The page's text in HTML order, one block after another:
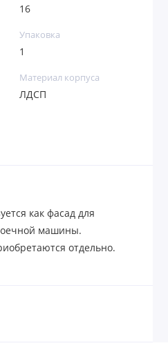
16
Упаковка
1
Материал корпуса
ЛДСП
как фасад для
машины.
отдельно.